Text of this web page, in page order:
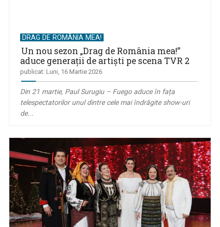
DRAG DE ROMÂNIA MEA!
Un nou sezon „Drag de România mea!”
aduce generații de artiști pe scena TVR 2
publicat: Luni, 16 Martie 2026
Din 21 martie, Paul Surugiu – Fuego aduce în fața
telespectatorilor unul dintre cele mai îndrăgite show-uri
de...